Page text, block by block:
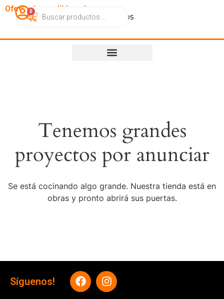
OfertasImperdibles.cl
CatálogoContactoNosotros
0
Tenemos grandes
proyectos por anunciar
Se está cocinando algo grande. Nuestra tienda está en
obras y pronto abrirá sus puertas.
Síguenos!